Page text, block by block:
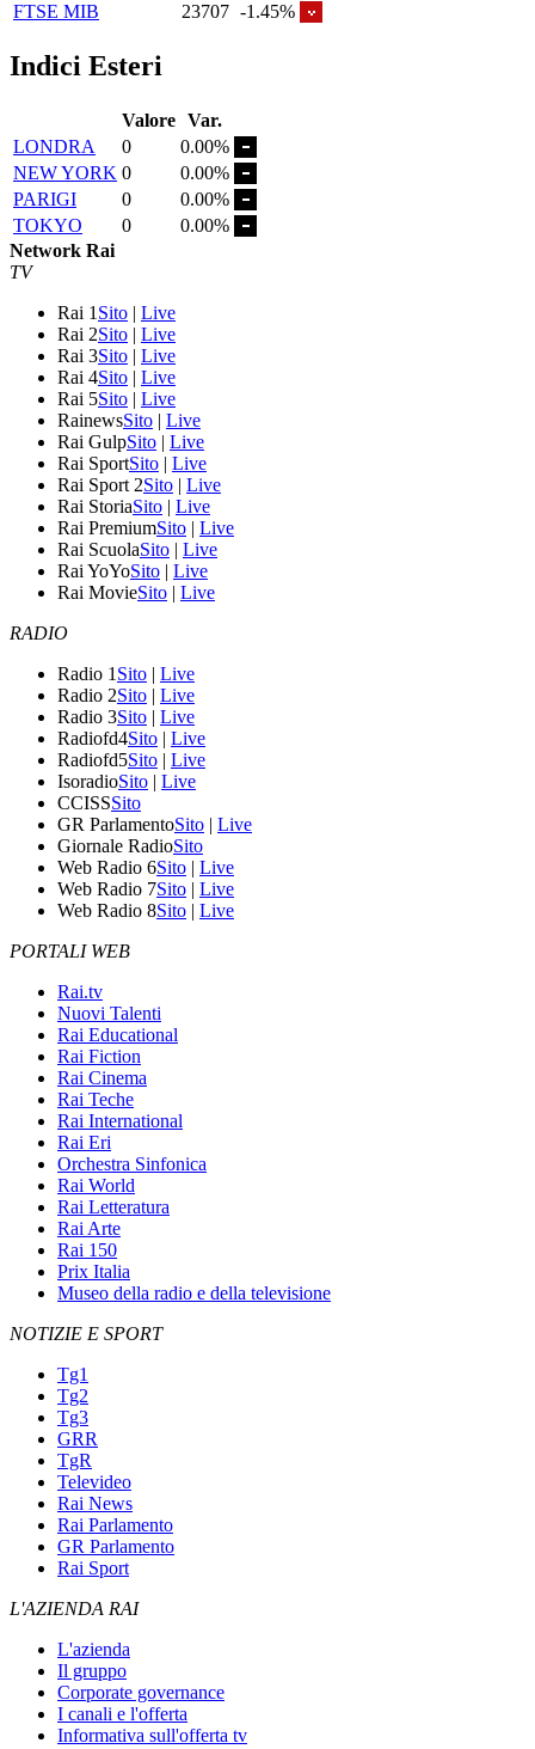
FTSE MIB
23707 -1.45%
Indici Esteri
Valore Var.
LONDRA
0
0.00%
NEW YORK 0
0.00%
PARIGI
0
0.00%
TOKYO
0
0.00%
Network Rai
TV
Rai 1 Sito | Live
Rai 2Sito | Live
Rai 3Sito | Live
Rai 4Sito | Live
Rai 5Sito | Live
RainewsSito | Live
Rai GulpSito | Live
Rai SportSito | Live
Rai Sport 2Sito | Live
Rai StoriaSito | Live
Rai PremiumSito | Live
Rai ScuolaSito | Live
Rai YoYoSito | Live
Rai MovieSito | Live
RADIO
Radio 1 Sito | Live
Radio 2Sito | Live
Radio 3Sito | Live
Radiofd4Sito | Live
Radiofd5Sito | Live
IsoradioSito | Live
CCISSSito
GR ParlamentoSito | Live
Giornale RadioSito
Web Radio 6Sito | Live
Web Radio 7Sito | Live
Web Radio 8Sito | Live
PORTALI WEB
Rai.tv
Nuovi Talenti
Rai Educational
Rai Fiction
Rai Cinema
Rai Teche
Rai International
Rai Eri
Orchestra Sinfonica
Rai World
Rai Letteratura
Rai Arte
Rai 150
Prix Italia
Museo della radio e della televisione
NOTIZIE E SPORT
Tg1
Tg2
Tg3
GRR
TgR
Televideo
Rai News
Rai Parlamento
GR Parlamento
Rai Sport
L'AZIENDA RAI
L'azienda
Il gruppo
Corporate governance
I canali e l'offerta
Informativa sull'offerta tv